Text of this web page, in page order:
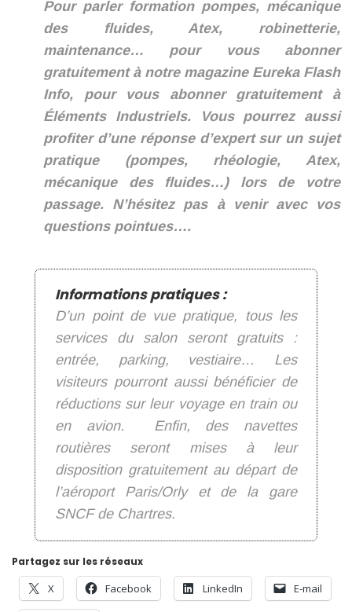
Pour parler formation pompes, mécanique
des fluides, Atex, robinetterie,
maintenance… pour vous abonner
gratuitement à notre magazine Eureka Flash
Info, pour vous abonner gratuitement à
Éléments Industriels.
Vous pourrez aussi
profiter d’une réponse d’expert sur un sujet
pratique (pompes, rhéologie, Atex,
mécanique des fluides…) lors de votre
passage. N’hésitez pas à venir avec vos
questions pointues….
Informations pratiques :
D’un point de vue pratique, tous les
services du salon seront gratuits :
entrée, parking, vestiaire… Les
visiteurs pourront aussi bénéficier de
réductions sur leur voyage en train ou
en avion. Enfin, des navettes
routières seront mises à leur
disposition gratuitement au départ de
l’aéroport Paris/Orly et de la gare
SNCF de Chartres.
Partagez sur les réseaux
X Facebook LinkedIn E-mail